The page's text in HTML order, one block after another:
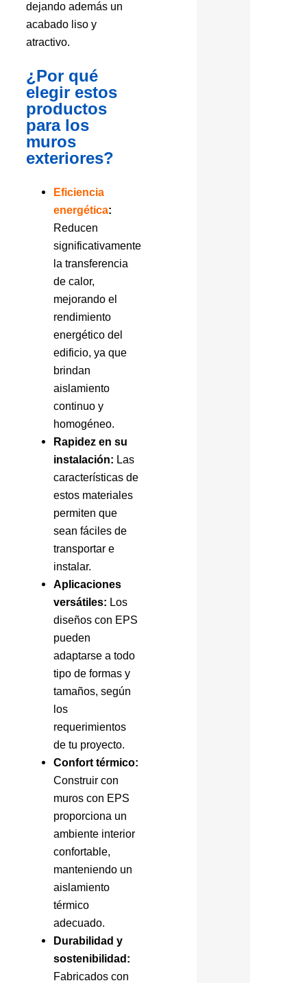
dejando además un
acabado liso y
atractivo.
¿Por qué
elegir estos
productos
para los
muros
exteriores?
Eficiencia
energética:
Reducen
significativamente
la transferencia
de calor,
mejorando el
rendimiento
energético del
edificio, ya que
brindan
aislamiento
continuo y
homogéneo.
Rapidez en su
instalación: Las
características de
estos materiales
permiten que
sean fáciles de
transportar e
instalar.
Aplicaciones
versátiles: Los
diseños con EPS
pueden
adaptarse a todo
tipo de formas y
tamaños, según
los
requerimientos
de tu proyecto.
Confort térmico:
Construir con
muros con EPS
proporciona un
ambiente interior
confortable,
manteniendo un
aislamiento
térmico
adecuado.
Durabilidad y
sostenibilidad:
Fabricados con